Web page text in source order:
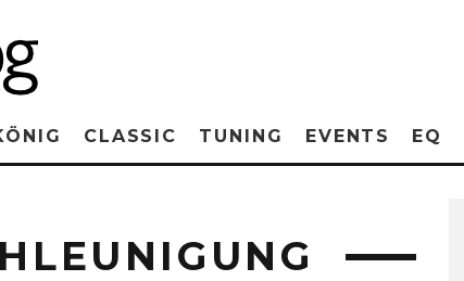
CLASSIC TUNING EVENTS EQ